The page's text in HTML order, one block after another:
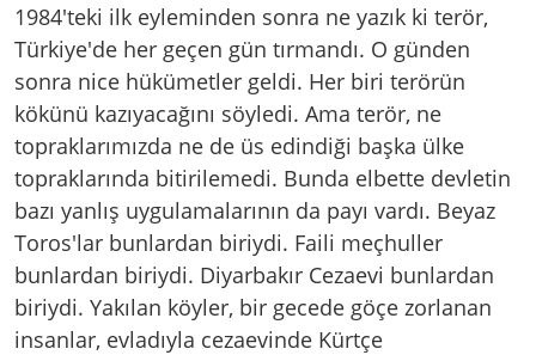
1984'teki ilk eyleminden sonra ne yazık ki terör,
Türkiye'de her geçen gün tırmandı. O günden
sonra nice hükümetler geldi. Her biri terörün
kökünü kazıyacağını söyledi. Ama terör, ne
topraklarımızda ne de üs edindiği başka ülke
topraklarında bitirilemedi. Bunda elbette devletin
bazı yanlış uygulamalarının da payı vardı. Beyaz
Toros'lar bunlardan biriydi. Faili meçhuller
bunlardan biriydi. Diyarbakır Cezaevi bunlardan
biriydi. Yakılan köyler, bir gecede göçe zorlanan
insanlar, evladıyla cezaevinde Kürtçe